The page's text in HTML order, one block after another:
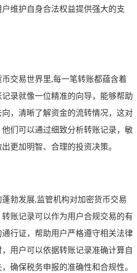
维护自身合法权益提供强大的支
交易世界里,每一笔转账都蕴含着
录就像一位精准的向导，能够帮助
，清晰了解资金的流转情况，这对
们可以通过细致分析转账记录，敏
更加明智、合理的投资决策。
勃发展,监管机构对加密货币交易
账记录可以作为用户合规交易的有
行证，帮助用户严格遵守相关法律
用户可以依据转账记录准确计算自
确保税务申报的准确性和合规性。